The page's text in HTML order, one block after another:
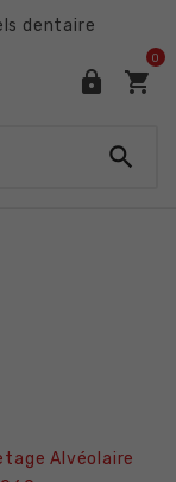
dentaire
 
0

Alvéolaire